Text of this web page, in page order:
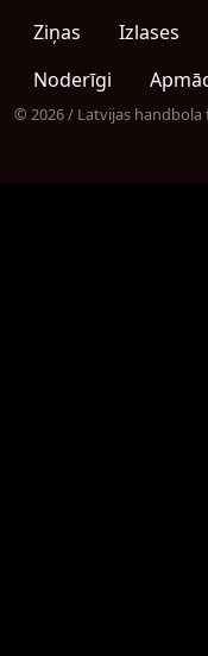
Ziņas Izlases
Noderīgi
© 2026 / Latvijas handbola